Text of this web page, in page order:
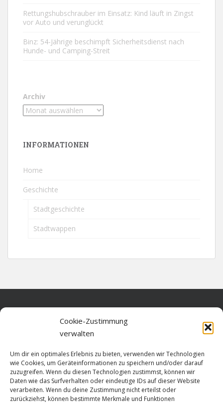
Cookie-Zustimmung
verwalten
Um dir ein optimales Erlebnis zu bieten, verwenden wir Technologien
wie Cookies, um Geräteinformationen zu speichern und/oder darauf
zuzugreifen. Wenn du diesen Technologien zustimmst, können wir
Daten wie das Surfverhalten oder eindeutige IDs auf dieser Website
verarbeiten. Wenn du deine Zustimmung nicht erteilst oder
zurückziehst, können bestimmte Merkmale und Funktionen
Rettungshubschrauber im Einsatz: Kind läuft in Zingst
vor Auto und verunglückt
Binz: 54-Jährige beschimpft Sicherheitsdienst nach
Hunde- und Camping-Streit
Archiv
INFORMATIONEN
Home
Geschichte
Stadtgeschichte
Stadtwappen
Datenschutz
Cookie-Richtlinie (EU)
Impressum